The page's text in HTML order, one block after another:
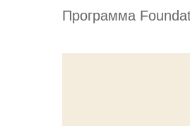
Программа